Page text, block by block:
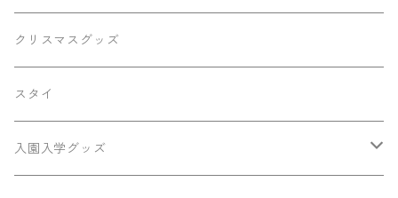
メモリアルボード
キーホルダー
ひなまつり
クリスマスグッズ
スタイ
入園入学グッズ